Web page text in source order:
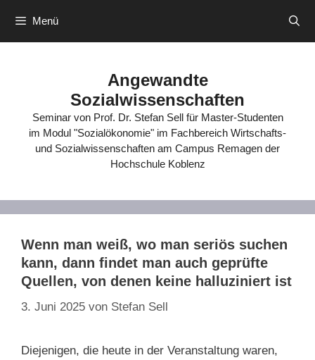
Inhalt
springen
Menü
Angewandte
Sozialwissenschaften
Seminar von Prof. Dr. Stefan Sell für Master-Studenten
im Modul "Sozialökonomie" im Fachbereich Wirtschafts-
und Sozialwissenschaften am Campus Remagen der
Hochschule Koblenz
Wenn man weiß, wo man seriös suchen
kann, dann findet man auch geprüfte
Quellen, von denen keine halluziniert ist
3. Juni 2025 von Stefan Sell
Diejenigen, die heute in der Veranstaltung waren,